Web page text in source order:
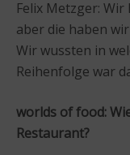
Felix Metzger:
aber die haben
Wir wussten in
Reihenfolge war
worlds of food:
Restaurant?